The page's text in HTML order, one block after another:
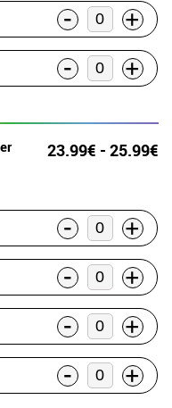
- +
- +
23.99€ - 25.99€
- +
- +
- +
- +